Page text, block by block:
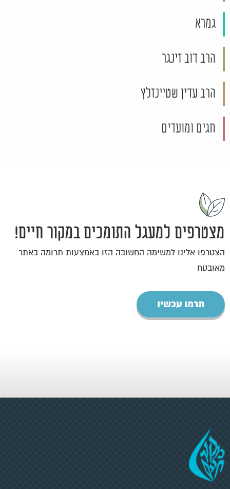
גמרא
הרב דוב זינגר
הרב עדין שטיינזלץ
חגים ומועדים
מצטרפים למעגל התומכים במקור חיים!
הצטרפו אלינו למשימה החשובה הזו באמצעות תרומה באתר
מאובטח
תרמו עכשיו